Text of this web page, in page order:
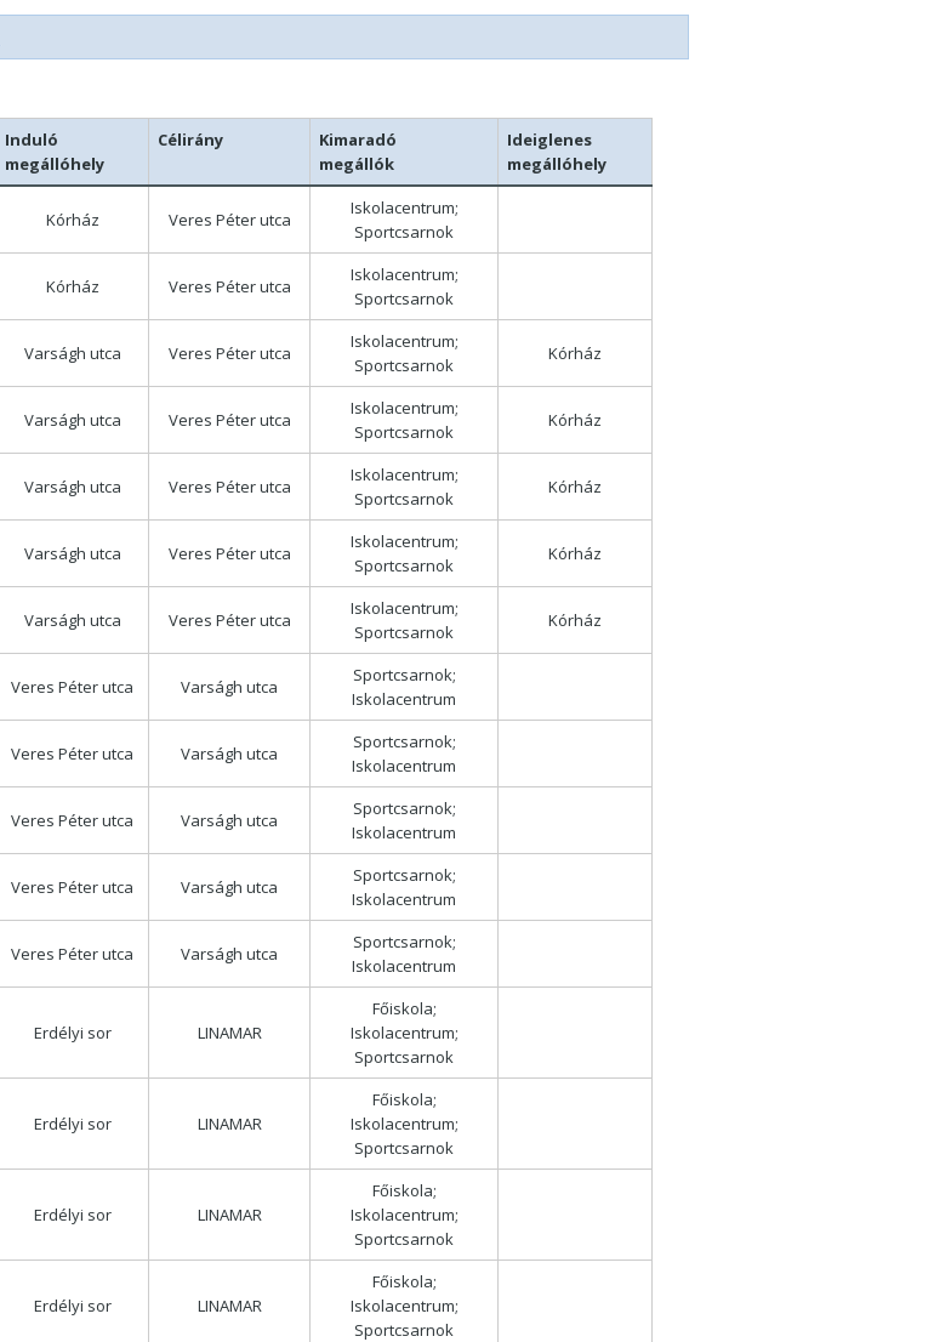
Induló
megállóhely
Célirány
Kimaradó
megállók
Ideiglenes
megállóhely
Kórház Veres Péter utca
Iskolacentrum;
Sportcsarnok
Kórház Veres Péter utca
Iskolacentrum;
Sportcsarnok
Varságh utca Veres Péter utca
Iskolacentrum;
Sportcsarnok
Kórház
Varságh utca Veres Péter utca
Iskolacentrum;
Sportcsarnok
Kórház
Varságh utca Veres Péter utca
Iskolacentrum;
Sportcsarnok
Kórház
Varságh utca Veres Péter utca
Iskolacentrum;
Sportcsarnok
Kórház
Varságh utca Veres Péter utca
Iskolacentrum;
Sportcsarnok
Kórház
Veres Péter utca Varságh utca
Sportcsarnok;
Iskolacentrum
Veres Péter utca Varságh utca
Sportcsarnok;
Iskolacentrum
Veres Péter utca Varságh utca
Sportcsarnok;
Iskolacentrum
Veres Péter utca Varságh utca
Sportcsarnok;
Iskolacentrum
Veres Péter utca Varságh utca
Sportcsarnok;
Iskolacentrum
Erdélyi sor LINAMAR
Főiskola;
Iskolacentrum;
Sportcsarnok
Erdélyi sor LINAMAR
Főiskola;
Iskolacentrum;
Sportcsarnok
Erdélyi sor LINAMAR
Főiskola;
Iskolacentrum;
Sportcsarnok
Erdélyi sor LINAMAR
Főiskola;
Iskolacentrum;
Sportcsarnok